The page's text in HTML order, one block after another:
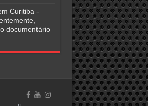
Curitiba -
documentário